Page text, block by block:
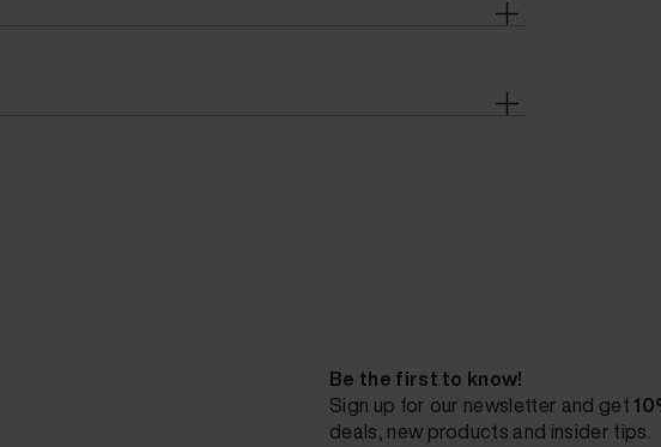
Be the first to know!
Sign up for our newsletter and get
deals, new products and insider tips.